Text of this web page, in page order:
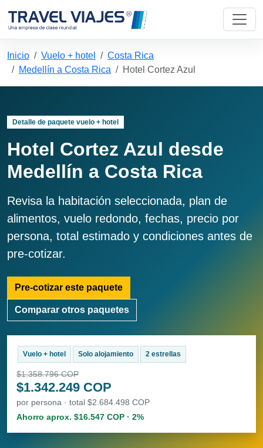
Inicio Vuelo + hotel
Costa Rica
Medellín a Costa Rica
Hotel Cortez Azul
Detalle de paquete vuelo + hotel
Hotel Cortez Azul desde
Medellín a Costa Rica
Revisa la habitación seleccionada, plan de
alimentos, vuelo redondo, fechas, precio por
persona, total estimado y condiciones antes de
pre-cotizar.
Pre-cotizar este paquete
Comparar otros paquetes
Vuelo + hotel Solo alojamiento 2 estrellas
$1.358.796 COP
$1.342.249 COP
por persona · total $2.684.498 COP
Ahorro aprox. $16.547 COP · 2%